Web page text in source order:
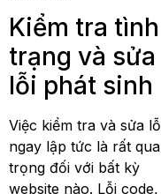
Kiểm tra tình
trạng và sửa
lỗi phát sinh
Việc kiểm tra và sửa
ngay lập tức là rất
trọng đối với bất kỳ
website nào. Lỗi